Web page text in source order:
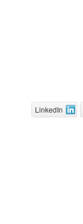
LinkedIn